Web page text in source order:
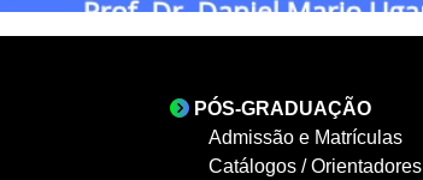
PÓS-GRADUAÇÃO
Admissão e Matrículas
Catálogos / Orientadores